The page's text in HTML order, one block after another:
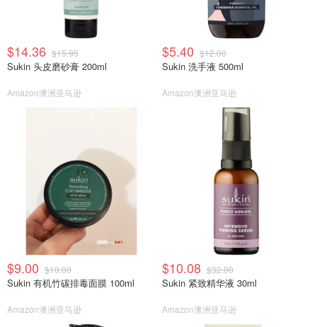
$14.36 $15.95
Sukin 头皮磨砂膏 200ml
Amazon澳洲亚马逊
$5.40 $12.00
Sukin 洗手液 500ml
Amazon澳洲亚马逊
$9.00 $10.00
Sukin 有机竹碳排毒面膜 100ml
Amazon澳洲亚马逊
$10.08 $32.00
Sukin 紧致精华液 30ml
Amazon澳洲亚马逊